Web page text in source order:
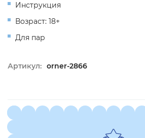
Инструкция
Возраст: 18+
Для пар
Артикул: orner-2866